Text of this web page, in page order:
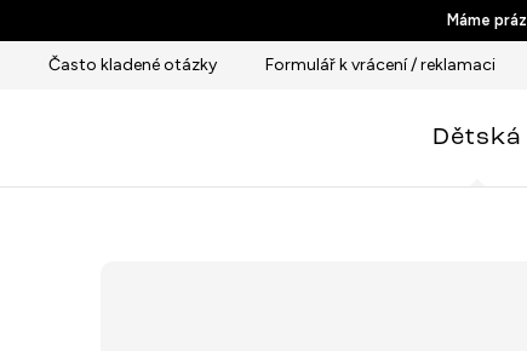
na
obsah
Máme
Často kladené otázky Formulář k vrácení / reklamaci
Dětská